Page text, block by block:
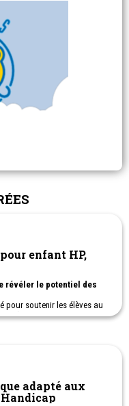
enfant HP,
révéler le potentiel des
pour soutenir les élèves au
TSA) en rupture scolaire ou
ouverte aux enfants de
adapté aux
Handicap